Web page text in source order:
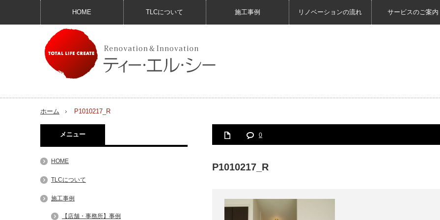
HOME TLCについて 施工事例 リノベーションの流れ サービスのご案内
ホーム P1010217_R
0
P1010217_R
メニュー
HOME
TLCについて
施工事例
【店舗・事務所】事例